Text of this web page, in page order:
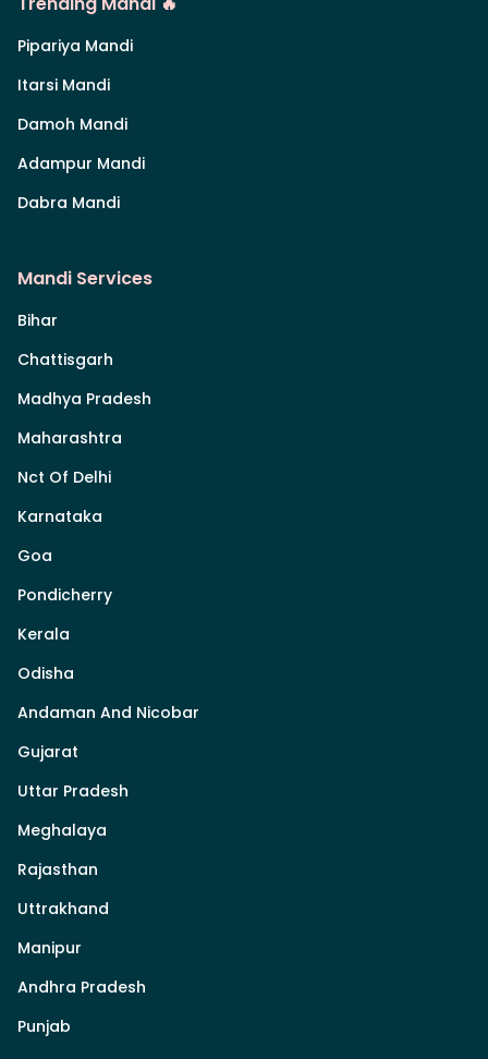
Pipariya Mandi
Itarsi Mandi
Damoh Mandi
Adampur Mandi
Dabra Mandi
Mandi Services
Bihar
Chattisgarh
Madhya Pradesh
Maharashtra
Nct Of Delhi
Karnataka
Goa
Pondicherry
Kerala
Odisha
Andaman And Nicobar
Gujarat
Uttar Pradesh
Meghalaya
Rajasthan
Uttrakhand
Manipur
Andhra Pradesh
Punjab